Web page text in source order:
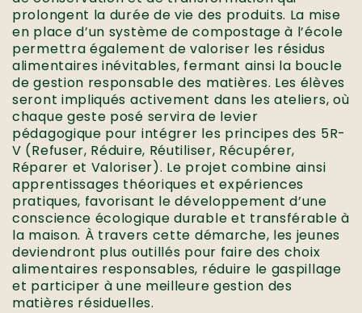
prolongent la durée de vie des produits. La mise
en place d’un système de compostage à l’école
permettra également de valoriser les résidus
alimentaires inévitables, fermant ainsi la boucle
de gestion responsable des matières. Les élèves
seront impliqués activement dans les ateliers, où
chaque geste posé servira de levier
pédagogique pour intégrer les principes des 5R-
V (Refuser, Réduire, Réutiliser, Récupérer,
Réparer et Valoriser). Le projet combine ainsi
apprentissages théoriques et expériences
pratiques, favorisant le développement d’une
conscience écologique durable et transférable à
la maison. À travers cette démarche, les jeunes
deviendront plus outillés pour faire des choix
alimentaires responsables, réduire le gaspillage
et participer à une meilleure gestion des
matières résiduelles.